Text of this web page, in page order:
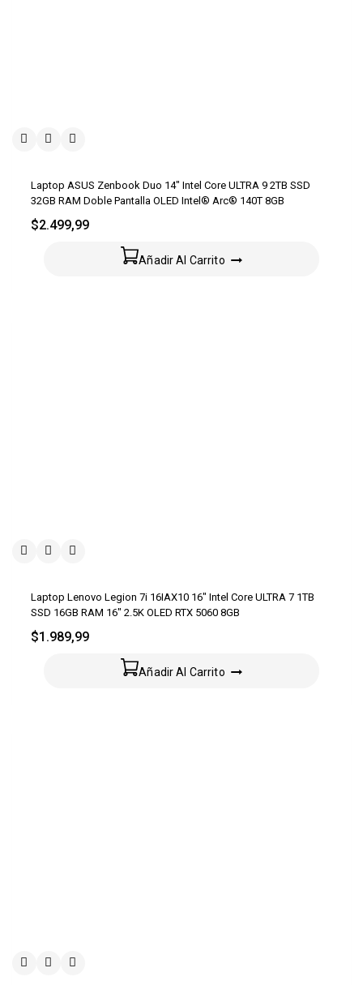
Laptop ASUS Zenbook Duo 14″ Intel Core ULTRA 9 2TB SSD
32GB RAM Doble Pantalla OLED Intel® Arc® 140T 8GB
$2.499,99
Añadir Al Carrito
Laptop Lenovo Legion 7i 16IAX10 16″ Intel Core ULTRA 7 1TB
SSD 16GB RAM 16″ 2.5K OLED RTX 5060 8GB
$1.989,99
Añadir Al Carrito